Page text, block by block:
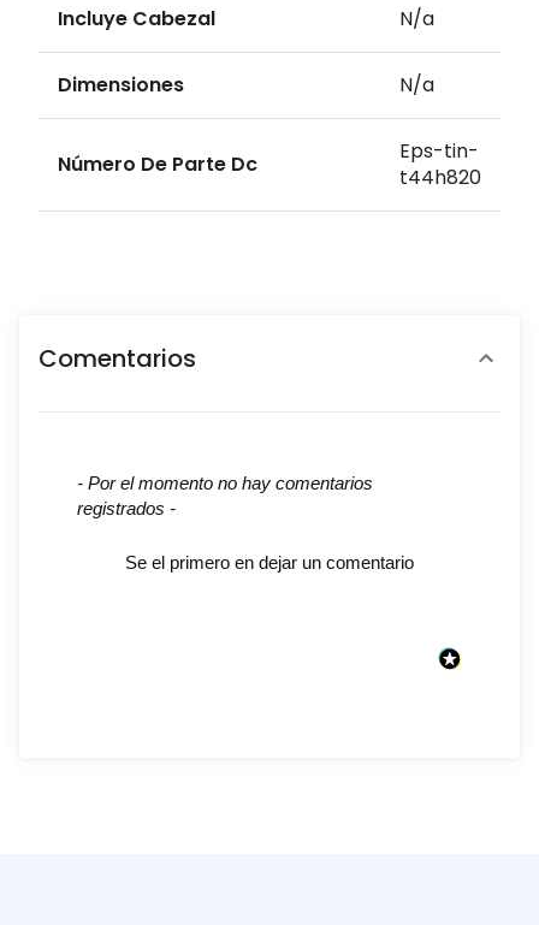
Incluye Cabezal N/a
Dimensiones N/a
Número De Parte Dc
Eps-tin-
t44h820
Comentarios
- Por el momento no hay comentarios
registrados -
Se el primero en dejar un comentario
New content loaded